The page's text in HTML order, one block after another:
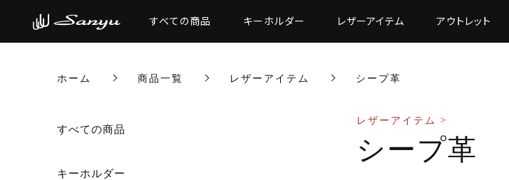
すべての商品 キーホルダー レザーアイテム アウトレット
ホーム 商品一覧 レザーアイテム シープ革
レザーアイテム >
シープ革
すべての商品
キーホルダー